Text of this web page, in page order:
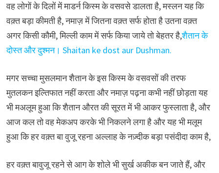
वह लोगों के दिलों में माडर्न किस्म के वसवसे डालता है, मस्लन यह कि
वक़्त बड़ा कीमती है, नमाज़ में जितना वक़्त सर्फ होता है उतना वक़्त
अगर किसी कौमी, मिल्ली काम में सर्फ किया जाये तो बेहतर है,शैतान के
दोस्त और दुश्मन। Shaitan ke dost aur Dushman.
मगर सच्चा मुसलमान शैतान के इस किस्म के वसवसों की तरफ
मुतलकन इल्तिफात नहीं करता और नमाज़ पढ़ना कभी नहीं छोड़ता यह
भी मअलूम हुआ कि शैतान औरत की सूरत में भी आकर फुस्लाता है, और
आज कल तो वह मेकअप करके भी निकलने लगा है और यह भी मलूम
हुआ कि हर वक़्त बा वुजू रहना अल्लाह के नज़्दीक बड़ा पसंदीदा काम है,
हर वक़्त बावुजू रहने से आग के शोले भी सुर्ख अकीक बन जाते हैं, और